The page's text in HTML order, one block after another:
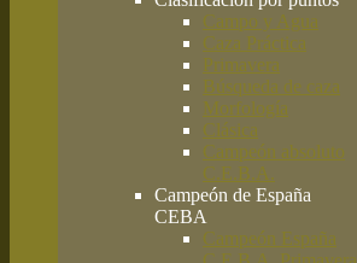
Campo y Agua
Caza Práctica
Primavera
Búsqueda de caza
Morfología
Clásica
Campeón absoluto
C.E.B.A.
Campeón de España
CEBA
Campeón España